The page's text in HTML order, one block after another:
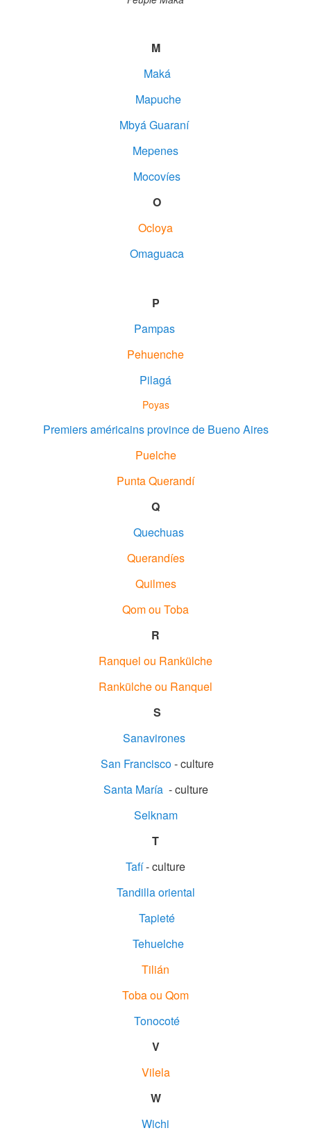
M
Maká
Mapuche
Mbyá Guaraní
Mepenes
Mocovíes
O
Ocloya
Omaguaca
P
Pampas
Pehuenche
Pilagá
Poyas
Premiers américains province de Bueno Aires
Puelche
Punta Querandí
Q
Quechuas
Querandíes
Quilmes
Qom ou Toba
R
Ranquel ou Rankülche
Rankülche ou Ranquel
S
Sanavirones
San Francisco- culture
Santa María- culture
Selknam
T
Tafí- culture
Tandilla oriental
Tapieté
Tehuelche
Tilián
Toba ou Qom
Tonocoté
V
Vilela
W
Wichi